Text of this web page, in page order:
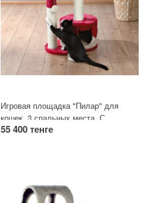
Игровая площадка "Пилар" для
кошек. 3 спальных места. С
игрушкой на резинке.
55 400 тенге